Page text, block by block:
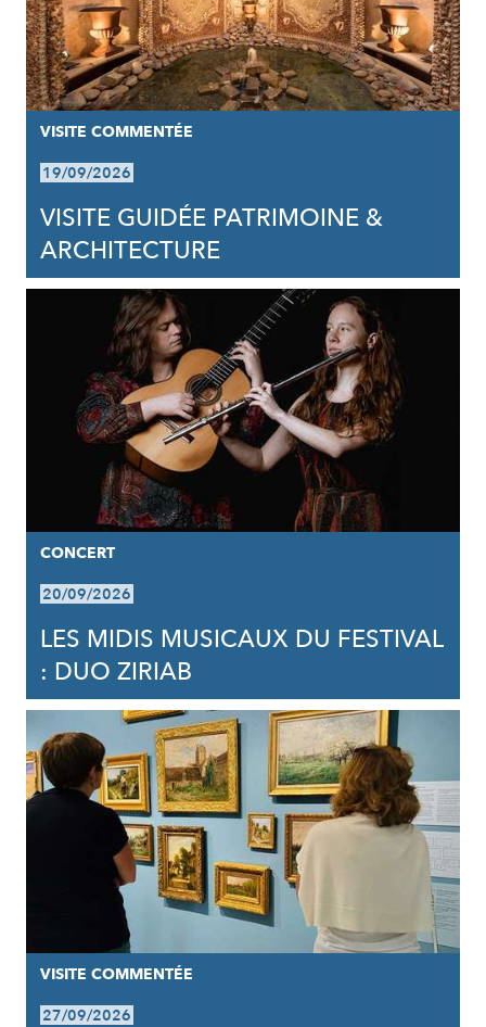
VISITE COMMENTÉE
19/09/2026
VISITE GUIDÉE PATRIMOINE &
ARCHITECTURE
CONCERT
20/09/2026
LES MIDIS MUSICAUX DU FESTIVAL
: DUO ZIRIAB
VISITE COMMENTÉE
27/09/2026